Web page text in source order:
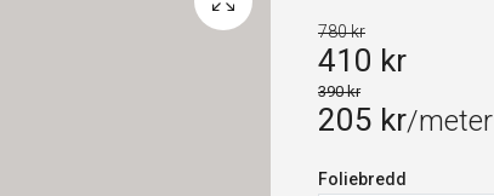
780 kr
410 kr
390 kr
205 kr/meter
Foliebredd